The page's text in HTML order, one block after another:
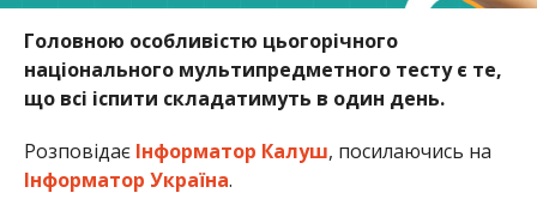
Головною особливістю цьогорічного
національного мультипредметного тесту є те,
що всі іспити складатимуть в один день.
Розповідає Інформатор Калуш, посилаючись на
Інформатор Україна.